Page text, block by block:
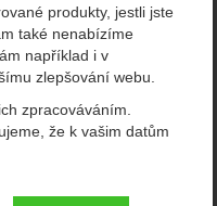
produkty, jestli jste
také nenabízíme
například i v
zlepšování webu.
zpracováváním.
že k vašim datům
kategoriemi